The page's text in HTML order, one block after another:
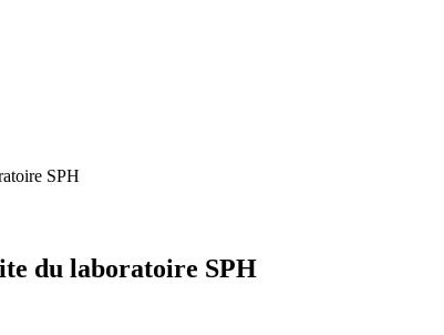
SPH
du laboratoire SPH